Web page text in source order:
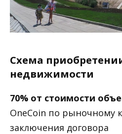
Схема
недвижимости
70% от стоимости
OneCoin по рыночному
заключения договора